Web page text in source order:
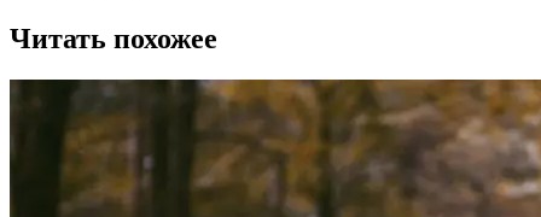
Читать похожее